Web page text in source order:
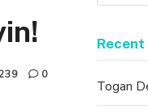
0
Togan